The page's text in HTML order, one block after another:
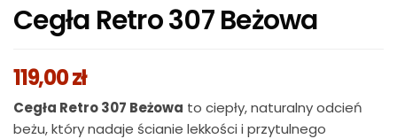
Cegła Retro 307 Beżowa
119,00zł
Cegła Retro 307 Beżowa to ciepły, naturalny odcień
beżu, który nadaje ścianie lekkości i przytulnego